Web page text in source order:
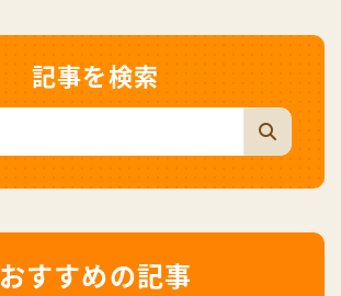
記事を検索
おすすめの記事